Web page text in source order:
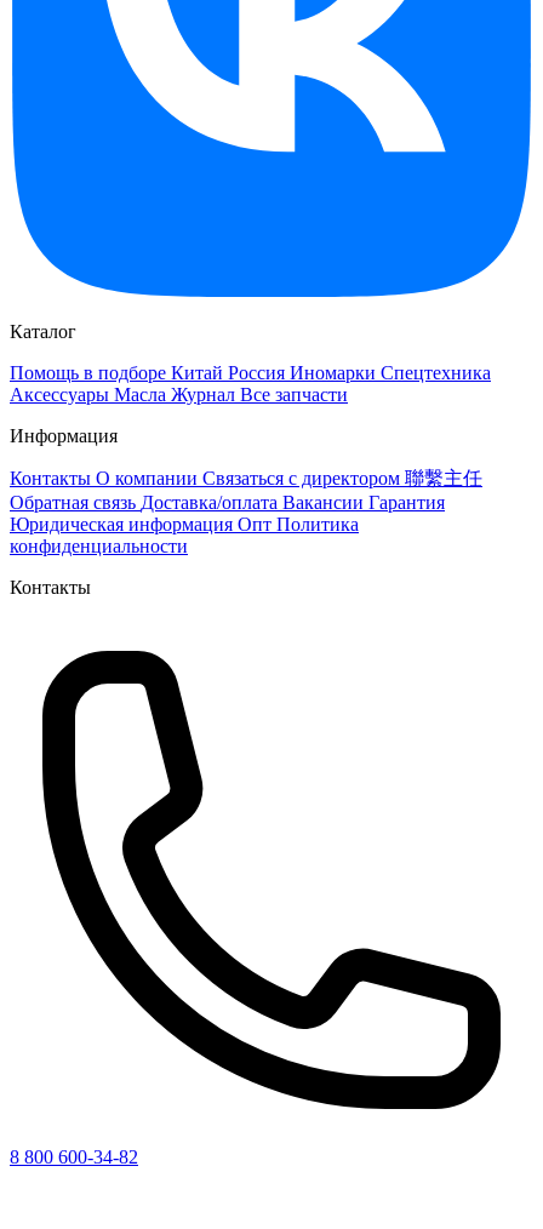
Каталог
Помощь в подборе Китай Россия Иномарки Спецтехника
Аксессуары Масла Журнал Все запчасти
Информация
Контакты О компании Связаться с директором 聯繫主任
Обратная связь Доставка/оплата Вакансии Гарантия
Юридическая информация Опт Политика
конфиденциальности
Контакты
8 800 600-34-82